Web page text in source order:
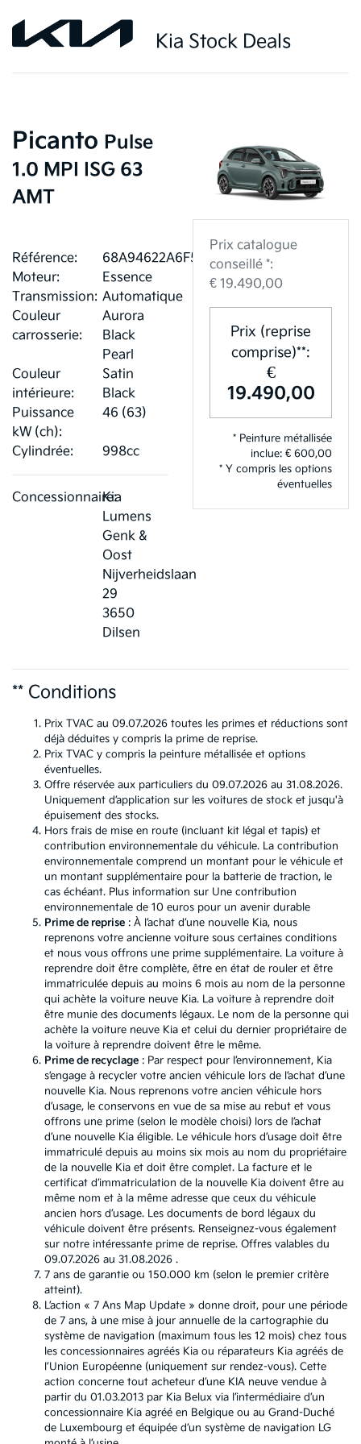
Kia Stock Deals
Picanto Pulse
1.0 MPI ISG 63
AMT
Référence:
68A94622A6F50
Moteur:
Essence
Transmission: Automatique
Couleur
carrosserie:
Aurora
Black
Pearl
Couleur
intérieure:
Satin
Black
Puissance
kW (ch):
46 (63)
Cylindrée: 998cc
Concessionnaire:
Kia
Lumens
Genk &
Oost
Nijverheidslaan
29
3650
Dilsen
Prix catalogue
conseillé *:
€ 19.490,00
Prix (reprise
comprise)**:
€
19.490,00
* Peinture métallisée
inclue: € 600,00
* Y compris les options
éventuelles
** Conditions
Prix TVAC au 09.07.2026 toutes les primes et réductions sont
déjà déduites y compris la prime de reprise.
Prix TVAC y compris la peinture métallisée et options
éventuelles.
Offre réservée aux particuliers du 09.07.2026 au 31.08.2026.
Uniquement d’application sur les voitures de stock et jusqu'à
épuisement des stocks.
Hors frais de mise en route (incluant kit légal et tapis) et
contribution environnementale du véhicule. La contribution
environnementale comprend un montant pour le véhicule et
un montant supplémentaire pour la batterie de traction, le
cas échéant. Plus information sur Une contribution
environnementale de 10 euros pour un avenir durable
Prime de reprise : À l’achat d’une nouvelle Kia, nous
reprenons votre ancienne voiture sous certaines conditions
et nous vous offrons une prime supplémentaire. La voiture à
reprendre doit être complète, être en état de rouler et être
immatriculée depuis au moins 6 mois au nom de la personne
qui achète la voiture neuve Kia. La voiture à reprendre doit
être munie des documents légaux. Le nom de la personne qui
achète la voiture neuve Kia et celui du dernier propriétaire de
la voiture à reprendre doivent être le même.
Prime de recyclage : Par respect pour l’environnement, Kia
s’engage à recycler votre ancien véhicule lors de l’achat d’une
nouvelle Kia. Nous reprenons votre ancien véhicule hors
d’usage, le conservons en vue de sa mise au rebut et vous
offrons une prime (selon le modèle choisi) lors de l’achat
d’une nouvelle Kia éligible. Le véhicule hors d’usage doit être
immatriculé depuis au moins six mois au nom du propriétaire
de la nouvelle Kia et doit être complet. La facture et le
certificat d’immatriculation de la nouvelle Kia doivent être au
même nom et à la même adresse que ceux du véhicule
ancien hors d’usage. Les documents de bord légaux du
véhicule doivent être présents. Renseignez-vous également
sur notre intéressante prime de reprise. Offres valables du
09.07.2026 au 31.08.2026 .
7 ans de garantie ou 150.000 km (selon le premier critère
atteint).
L’action « 7 Ans Map Update » donne droit, pour une période
de 7 ans, à une mise à jour annuelle de la cartographie du
système de navigation (maximum tous les 12 mois) chez tous
les concessionnaires agréés Kia ou réparateurs Kia agréés de
l’Union Européenne (uniquement sur rendez-vous). Cette
action concerne tout acheteur d’une KIA neuve vendue à
partir du 01.03.2013 par Kia Belux via l’intermédiaire d’un
concessionnaire Kia agréé en Belgique ou au Grand-Duché
de Luxembourg et équipée d’un système de navigation LG